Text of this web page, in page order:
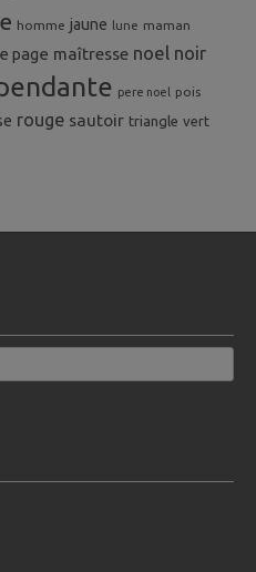
homme jaune lune maman
page maîtresse noel noir
pere noel pois
rouge sautoir triangle vert